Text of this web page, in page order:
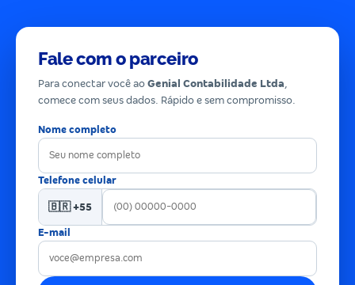
Fale com o parceiro
Para conectar você ao Genial Contabilidade Ltda,
comece com seus dados. Rápido e sem compromisso.
Nome completo
Telefone celular
🇧🇷 +55
E-mail